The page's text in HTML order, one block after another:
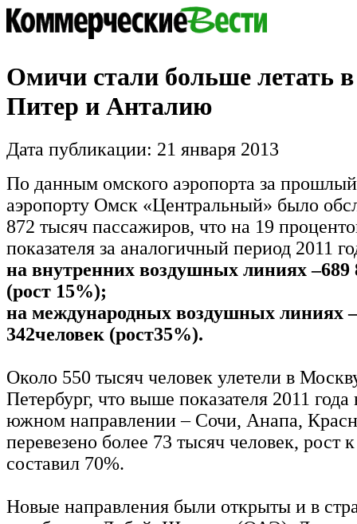
Омичи стали больше летать
Питер и Анталию
Дата публикации: 21 января 2013
По данным омского аэропорта за прошлый
аэропорту Омск «Центральный» было
872 тысяч пассажиров, что на 19
показателя за аналогичный период 2011
на внутренних воздушных линиях –689
(рост 15%);
на международных воздушных линиях
342человек (рост35%).
Около 550 тысяч человек улетели в
Петербург, что выше показателя 2011 года
южном направлении – Сочи, Анапа,
перевезено более 73 тысяч человек, рост
составил 70%.
Новые направления были открыты и в